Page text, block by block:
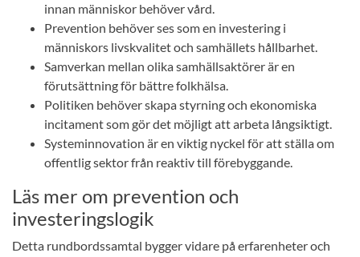
innan människor behöver vård.
Prevention behöver ses som en investering i
människors livskvalitet och samhällets hållbarhet.
Samverkan mellan olika samhällsaktörer är en
förutsättning för bättre folkhälsa.
Politiken behöver skapa styrning och ekonomiska
incitament som gör det möjligt att arbeta långsiktigt.
Systeminnovation är en viktig nyckel för att ställa om
offentlig sektor från reaktiv till förebyggande.
Läs mer om prevention och
investeringslogik
Detta rundbordssamtal bygger vidare på erfarenheter och